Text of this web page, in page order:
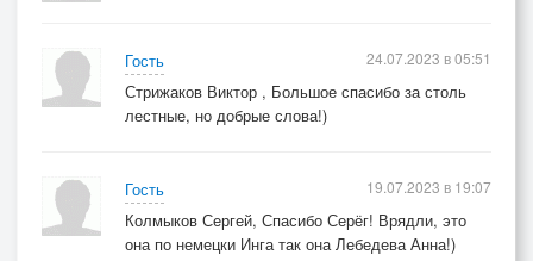
Гость
Стрижаков Виктор , Большое спасибо за столь
лестные, но добрые слова!)
24.07.2023 в 05:51
Гость
Колмыков Сергей, Спасибо Серёг! Врядли, это
она по немецки Инга так она Лебедева Анна!)
19.07.2023 в 19:07